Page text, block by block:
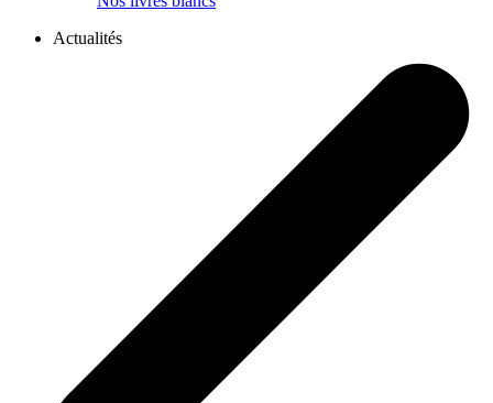
Actualités